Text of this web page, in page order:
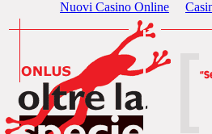
Nuovi Casino Online